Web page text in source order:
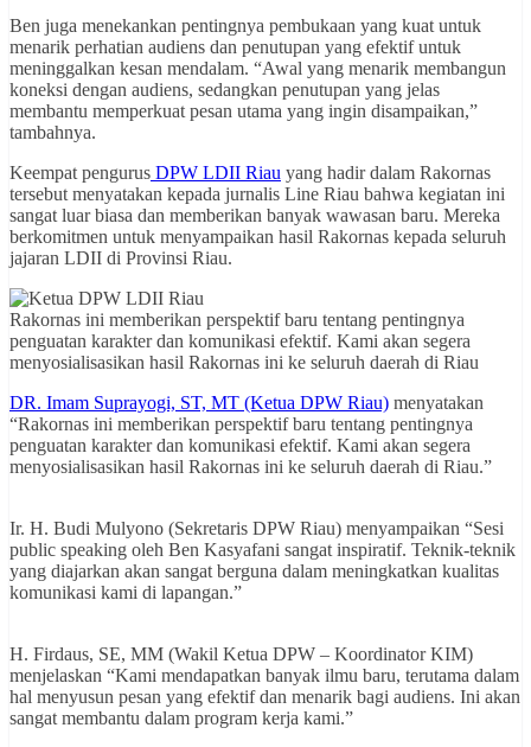
Ben juga menekankan pentingnya pembukaan yang kuat untuk
menarik perhatian audiens dan penutupan yang efektif untuk
meninggalkan kesan mendalam. “Awal yang menarik membangun
koneksi dengan audiens, sedangkan penutupan yang jelas
membantu memperkuat pesan utama yang ingin disampaikan,”
tambahnya.
Keempat pengurus DPW LDII Riau yang hadir dalam Rakornas
tersebut menyatakan kepada jurnalis Line Riau bahwa kegiatan ini
sangat luar biasa dan memberikan banyak wawasan baru. Mereka
berkomitmen untuk menyampaikan hasil Rakornas kepada seluruh
jajaran LDII di Provinsi Riau.
Rakornas ini memberikan perspektif baru tentang pentingnya
penguatan karakter dan komunikasi efektif. Kami akan segera
menyosialisasikan hasil Rakornas ini ke seluruh daerah di Riau
DR. Imam Suprayogi, ST, MT (Ketua DPW Riau) menyatakan
“Rakornas ini memberikan perspektif baru tentang pentingnya
penguatan karakter dan komunikasi efektif. Kami akan segera
menyosialisasikan hasil Rakornas ini ke seluruh daerah di Riau.”
Ir. H. Budi Mulyono (Sekretaris DPW Riau) menyampaikan “Sesi
public speaking oleh Ben Kasyafani sangat inspiratif. Teknik-teknik
yang diajarkan akan sangat berguna dalam meningkatkan kualitas
komunikasi kami di lapangan.”
H. Firdaus, SE, MM (Wakil Ketua DPW – Koordinator KIM)
menjelaskan “Kami mendapatkan banyak ilmu baru, terutama dalam
hal menyusun pesan yang efektif dan menarik bagi audiens. Ini akan
sangat membantu dalam program kerja kami.”